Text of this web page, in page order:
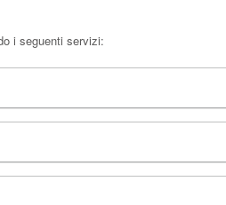
i seguenti servizi: